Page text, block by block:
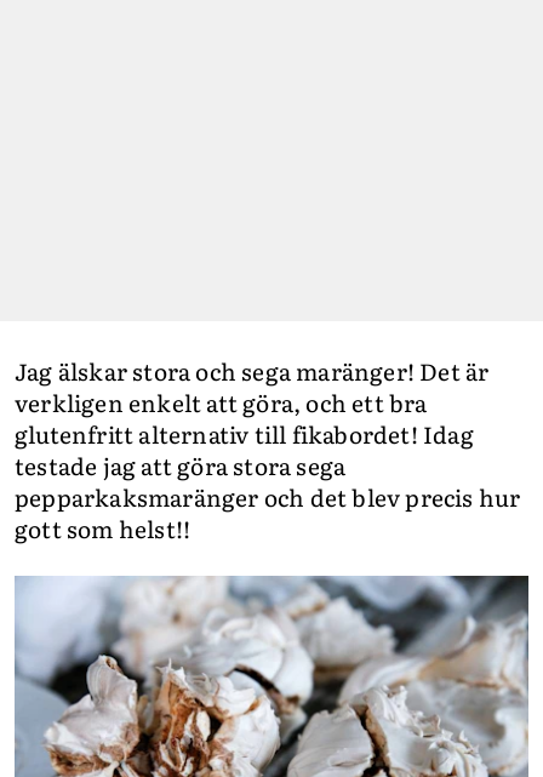
Jag älskar stora och sega maränger! Det är
verkligen enkelt att göra, och ett bra
glutenfritt alternativ till fikabordet! Idag
testade jag att göra stora sega
pepparkaksmaränger och det blev precis hur
gott som helst!!